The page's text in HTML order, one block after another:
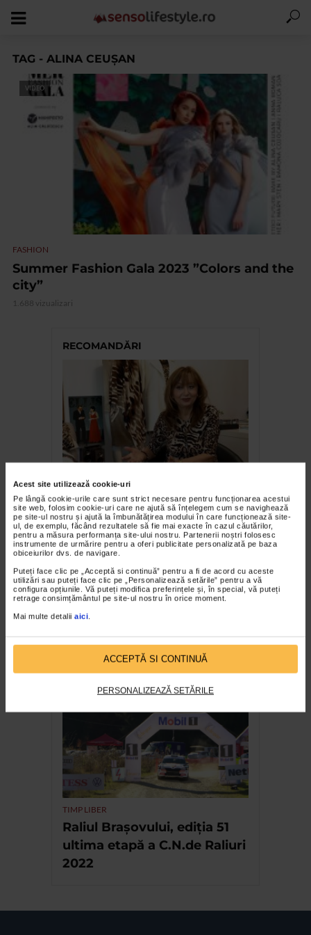
Acest site utilizează cookie-uri
Pe lângă cookie-urile care sunt strict necesare pentru funcționarea acestui
site web, folosim cookie-uri care ne ajută să înțelegem cum se navighează
pe site-ul nostru și ajută la îmbunătățirea modului în care funcționează site-
ul, de exemplu, făcând rezultatele să fie mai exacte în cazul căutărilor,
pentru a măsura performanța site-ului nostru. Partenerii noștri folosesc
instrumente de urmărire pentru a oferi publicitate personalizată pe baza
obiceiurilor dvs. de navigare.
Puteți face clic pe „Acceptă si continuă” pentru a fi de acord cu aceste
utilizări sau puteți face clic pe „Personalizează setările” pentru a vă
configura opțiunile. Vă puteți modifica preferințele și, în special, vă puteți
retrage consimțământul pe site-ul nostru în orice moment.
Mai multe detalii aici
ACCEPTĂ SI CONTINUĂ
PERSONALIZEAZĂ SETĂRILE
TAG - ALINA CEUȘAN
VIDEO
FASHION
Summer Fashion Gala 2023 ”Colors and the
city”
1.688 vizualizari
RECOMANDĂRI
Ellis – O modă pentru o viață
13 ani de festival LFDC cu
sprijinul Catena
TIMP LIBER
Raliul Brașovului, ediția 51
ultima etapă a C.N.de Raliuri
2022